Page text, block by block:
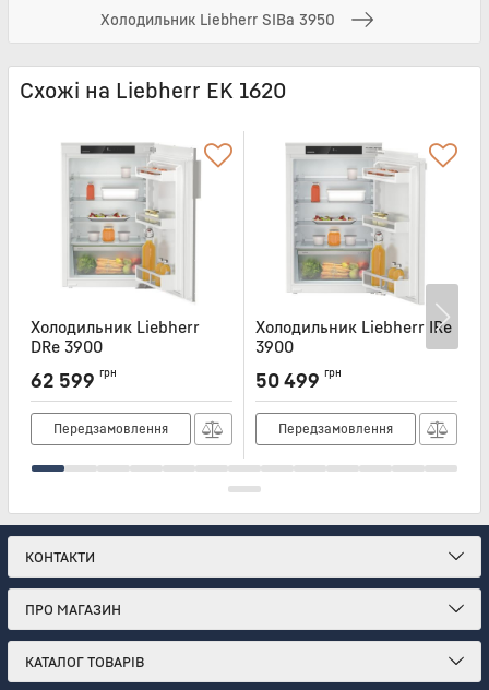
Холодильник Liebherr SIBa 3950
Схожі на Liebherr EK 1620
Холодильник Liebherr
DRe 3900
DRE3900
62 599 грн
Передзамовлення
Холодильник Liebherr IRe
3900
IRE3900
50 499 грн
Передзамовлення
КОНТАКТИ
ПРО МАГАЗИН
КАТАЛОГ ТОВАРІВ